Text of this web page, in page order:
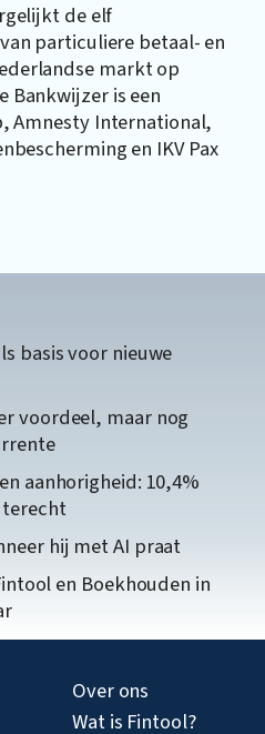
de elf
particuliere betaal- en
markt op
Bankwijzer is een
Amnesty International,
en IKV Pax
basis voor nieuwe
voordeel, maar nog
aanhorigheid: 10,4%
hij met AI praat
en Boekhouden in
Over ons
Wat is Fintool?